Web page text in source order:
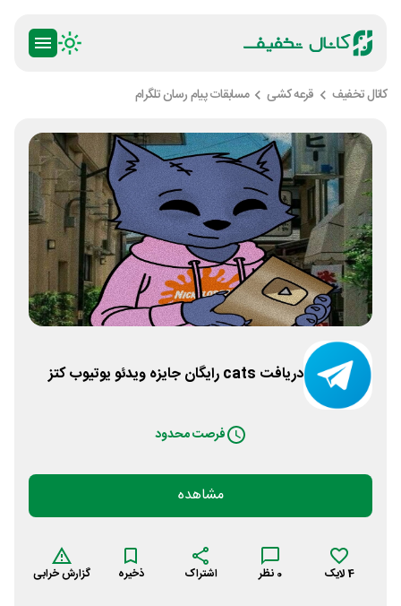
کانال تخفیف قرعه کشی مسابقات پیام رسان تلگرام
دریافت cats رایگان جایزه ویدئو یوتیوب کتز
فرصت محدود
مشاهده
4 لایک 0 نظر اشتراک ذخیره گزارش خرابی